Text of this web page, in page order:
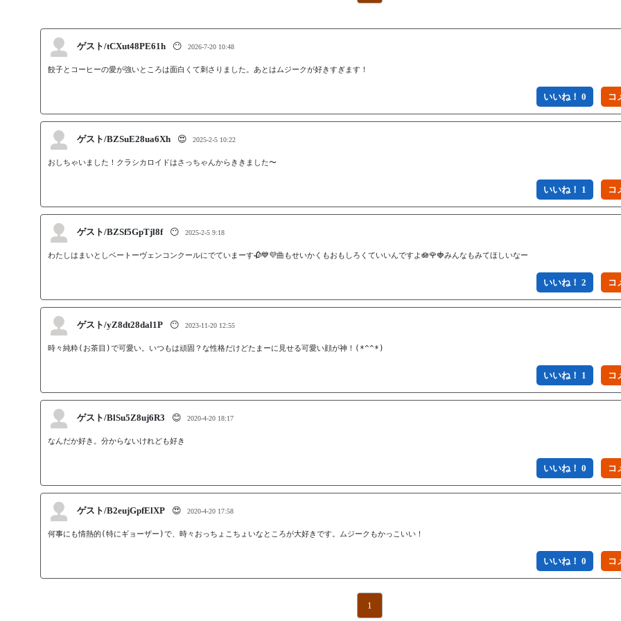
ゲスト/tCXut48PE61h 😶 2026-7-20 10:48
餃子とコーヒーの愛が強いところは面白くて刺さりました。あとはムジークが好きすぎます！
いいね！ 0
ゲスト/BZSuE28ua6Xh 😍 2025-2-5 10:22
おしちゃいました！クラシカロイドはさっちゃんからききました〜
いいね！ 1
ゲスト/BZSf5GpTjl8f 😶 2025-2-5 9:18
わたしはまいとしベートーヴェンコンクールにでていまーす🥀💙💜曲もせいかくもおもしろくていいんですよ🪷🌹🍓みんなもみてほしいなー
いいね！ 2
ゲスト/yZ8dt28dal1P 😶 2023-11-20 12:55
時々純粋(お茶目)で可愛い。いつもは頑固？な性格だけどたまーに見せる可愛い顔が神！(*^^*)
いいね！ 1
ゲスト/BlSu5Z8uj6R3 😊 2020-4-20 18:17
なんだか好き。分からないけれども好き
いいね！ 0
ゲスト/B2eujGpfElXP 😍 2020-4-20 17:58
何事にも情熱的(特にギョーザー)で、時々おっちょこちょいなところが大好きです。ムジークもかっこいい！
いいね！ 0
1